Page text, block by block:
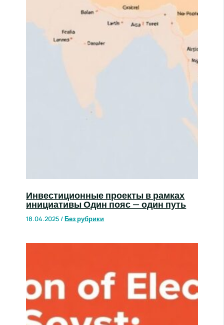
Инвестиционные проекты в рамках
инициативы Один пояс — один путь
18.04.2025/Без рубрики